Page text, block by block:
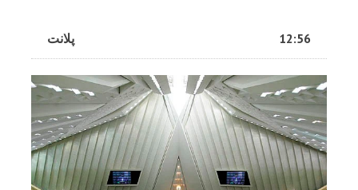
پلانت 12:56